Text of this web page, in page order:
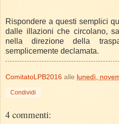
Rispondere a questi semplici
dalle illazioni che circolano,
nella direzione della
semplicemente declamata.
ComitatoLPB2016 alle lunedì,
Condividi
4 commenti: